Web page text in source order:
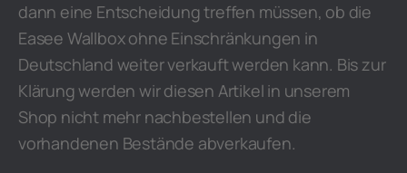
dann eine Entscheidung treffen müssen, ob die
Easee Wallbox ohne Einschränkungen in
Deutschland weiter verkauft werden kann. Bis zur
Klärung werden wir diesen Artikel in unserem
Shop nicht mehr nachbestellen und die
vorhandenen Bestände abverkaufen.